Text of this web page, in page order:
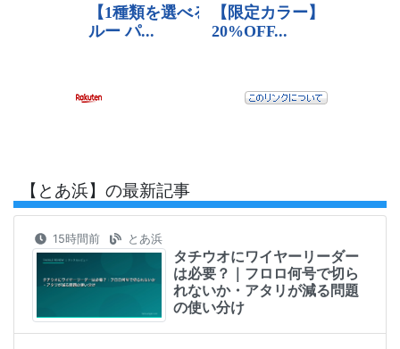
【とあ浜】の最新記事
15時間前 とあ浜
タチウオにワイヤーリーダー
は必要？｜フロロ何号で切ら
れないか・アタリが減る問題
の使い分け